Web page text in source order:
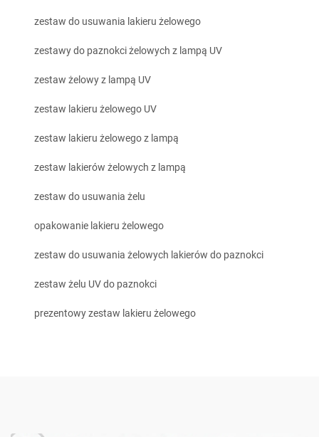
zestaw do usuwania lakieru żelowego
zestawy do paznokci żelowych z lampą UV
zestaw żelowy z lampą UV
zestaw lakieru żelowego UV
zestaw lakieru żelowego z lampą
zestaw lakierów żelowych z lampą
zestaw do usuwania żelu
opakowanie lakieru żelowego
zestaw do usuwania żelowych lakierów do paznokci
zestaw żelu UV do paznokci
prezentowy zestaw lakieru żelowego